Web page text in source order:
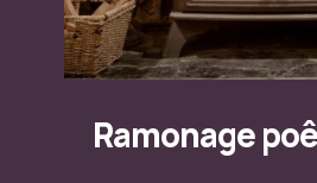
Ramonage